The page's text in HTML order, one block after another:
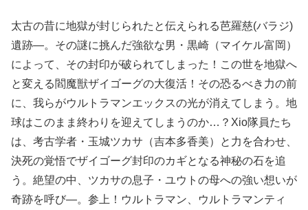
太古の昔に地獄が封じられたと伝えられる芭羅慈(バラジ)
遺跡―。その謎に挑んだ強欲な男・黒崎（マイケル富岡）
によって、その封印が破られてしまった！この世を地獄へ
と変える閻魔獣ザイゴーグの大復活！その恐るべき力の前
に、我らがウルトラマンエックスの光が消えてしまう。地
球はこのまま終わりを迎えてしまうのか…？Xio隊員たち
は、考古学者・玉城ツカサ（吉本多香美）と力を合わせ、
決死の覚悟でザイゴーグ封印のカギとなる神秘の石を追
う。絶望の中、ツカサの息子・ユウトの母への強い想いが
奇跡を呼び―。参上！ウルトラマン、ウルトラマンティ